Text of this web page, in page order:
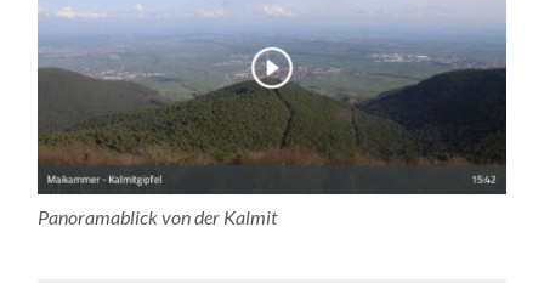
Panoramablick von der Kalmit